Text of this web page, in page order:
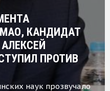
КАНДИДАТ
ПРОТИВ
наук прозвучало